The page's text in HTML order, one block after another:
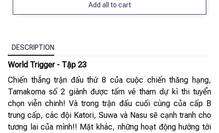
Add all to cart
DESCRIPTION
World Trigger - Tập 23
Chiến thắng trận đấu thứ 8 của cuộc chiến thăng hạng,
Tamakoma số 2 giành được tấm vé tham dự kì thi tuyển
chọn viễn chinh! Và trong trận đấu cuối cùng của cấp B
trung cấp, các đội Katori, Suwa và Nasu sẽ cạnh tranh cho
tương lai của mình!! Mặt khác, những hoạt động hướng tới